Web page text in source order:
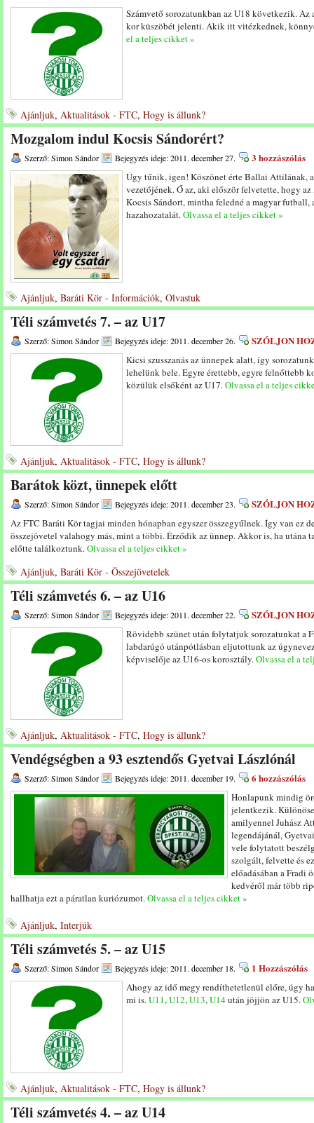
Számvető sorozatunkban az U18 következik.
kor küszöbét jelenti. Akik itt vitézkednek,
el a teljes cikket »
Ajánljuk, Aktualitások - FTC, Hogy is állunk?
Mozgalom indul Kocsis Sándorért?
Szerző: Simon Sándor Bejegyzés ideje: 2011. december 27. 3 hozzászólás
Úgy tűnik, igen! Köszönet érte Ballai Attilának,
vezetőjének. Ő az, aki először felvetette, hogy
Kocsis Sándort, mintha feledné a magyar
hazahozatalát.Olvassa el a teljes cikket »
Ajánljuk, Baráti Kör - Információk, Olvastuk
Téli számvetés 7. – az U17
Szerző: Simon Sándor Bejegyzés ideje: 2011. december 26. SZÓLJON
Kicsi szusszanás az ünnepek alatt, így
lehelünk bele. Egyre érettebb, egyre felnőttebb
közülük elsőként az U17.Olvassa el a teljes
Ajánljuk, Aktualitások - FTC, Hogy is állunk?
Barátok közt, ünnepek előtt
Szerző: Simon Sándor Bejegyzés ideje: 2011. december 23. SZÓLJON
Az FTC Baráti Kör tagjai minden hónapban egyszer összegyűlnek. Így van ez
összejövetel valahogy más, mint a többi. Érződik az ünnep. Akkor is, ha utána
előtte találkoztunk.Olvassa el a teljes cikket »
Ajánljuk, Baráti Kör - Összejövetelek
Téli számvetés 6. – az U16
Szerző: Simon Sándor Bejegyzés ideje: 2011. december 22. SZÓLJON
Rövidebb szünet után folytatjuk sorozatunkat a
labdarúgó utánpótlásban eljutottunk az
képviselője az U16-os korosztály.Olvassa el a
Ajánljuk, Aktualitások - FTC, Hogy is állunk?
Vendégségben a 93 esztendős Gyetvai Lászlónál
Szerző: Simon Sándor Bejegyzés ideje: 2011. december 19. 6 hozzászólás
Honlapunk mindig
jelentkezik.
amilyennel Juhász
legendájánál,
vele folytatott
szolgált, felvette és
előadásában a Fradi
kedvéről már több
hallhatja ezt a páratlan kuriózumot.Olvassa el a teljes cikket »
Ajánljuk, Interjúk
Téli számvetés 5. – az U15
Szerző: Simon Sándor Bejegyzés ideje: 2011. december 18. 1 Hozzászólás
Ahogy az idő megy rendíthetetlenül előre, úgy
mi is.U11,U12,U13,U14után jöjjön az U15.
Ajánljuk, Aktualitások - FTC, Hogy is állunk?
Téli számvetés 4. – az U14